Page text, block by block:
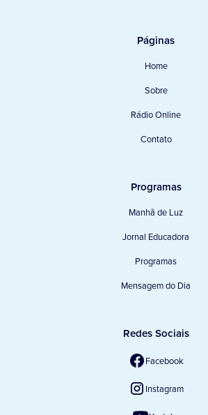
Páginas
Home
Sobre
Rádio Online
Contato
Programas
Manhã de Luz
Jornal Educadora
Programas
Mensagem do Dia
Redes Sociais
Facebook
Instagram